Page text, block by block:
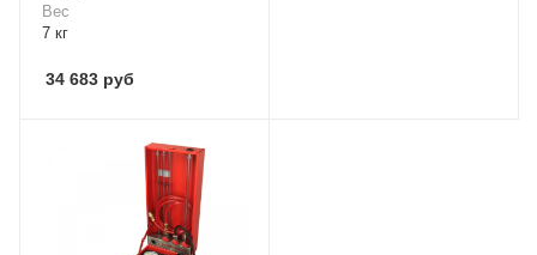
Вес
7 кг
34 683 руб